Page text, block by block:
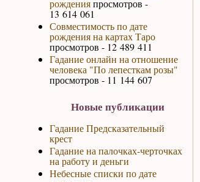
рожденияпросмотров -
13 614 061
Совместимость по дате
рождения на картах Таро
просмотров - 12 489 411
Гадание онлайн на отношение
человека "По лепесткам розы"
просмотров - 11 144 607
Новые публикации
Гадание Предсказательный
крест
Гадание на палочках-черточках
на работу и деньги
Небесные списки по дате